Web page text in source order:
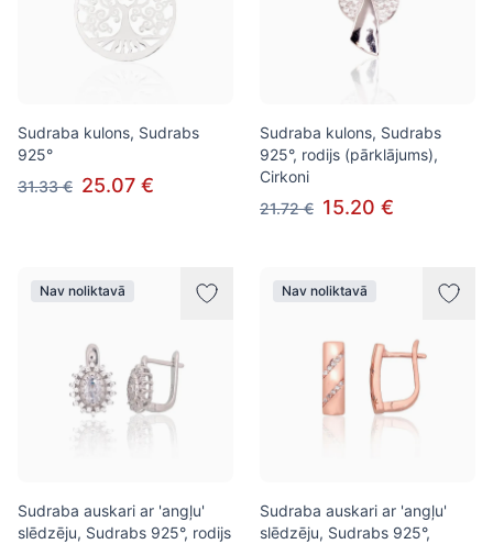
Sudraba kulons, Sudrabs
925°
31.33 € 25.07 €
Sudraba kulons, Sudrabs
925°, rodijs (pārklājums),
Cirkoni
21.72 € 15.20 €
Nav noliktavā
Sudraba auskari ar 'angļu'
slēdzēju, Sudrabs 925°, rodijs
Nav noliktavā
Sudraba auskari ar 'angļu'
slēdzēju, Sudrabs 925°,